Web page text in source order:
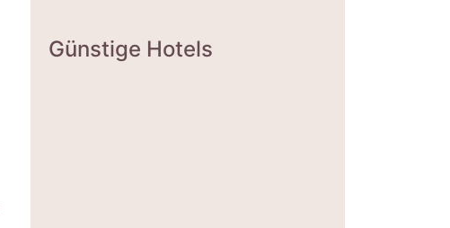
Günstige Hotels